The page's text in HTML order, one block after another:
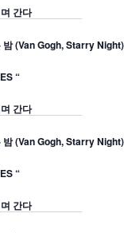
간다
밤 (Van Gogh, Starry Night)
“
간다
밤 (Van Gogh, Starry Night)
“
간다